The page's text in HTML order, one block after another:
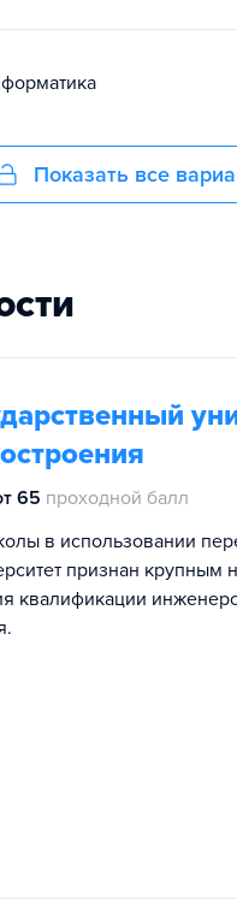
Показать все
65 проходной балл
в использовании
признан крупным
квалификации